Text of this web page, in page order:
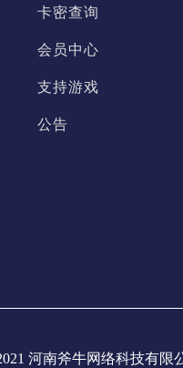
卡密查询
会员中心
支持游戏
公告
河南斧牛网络科技有限